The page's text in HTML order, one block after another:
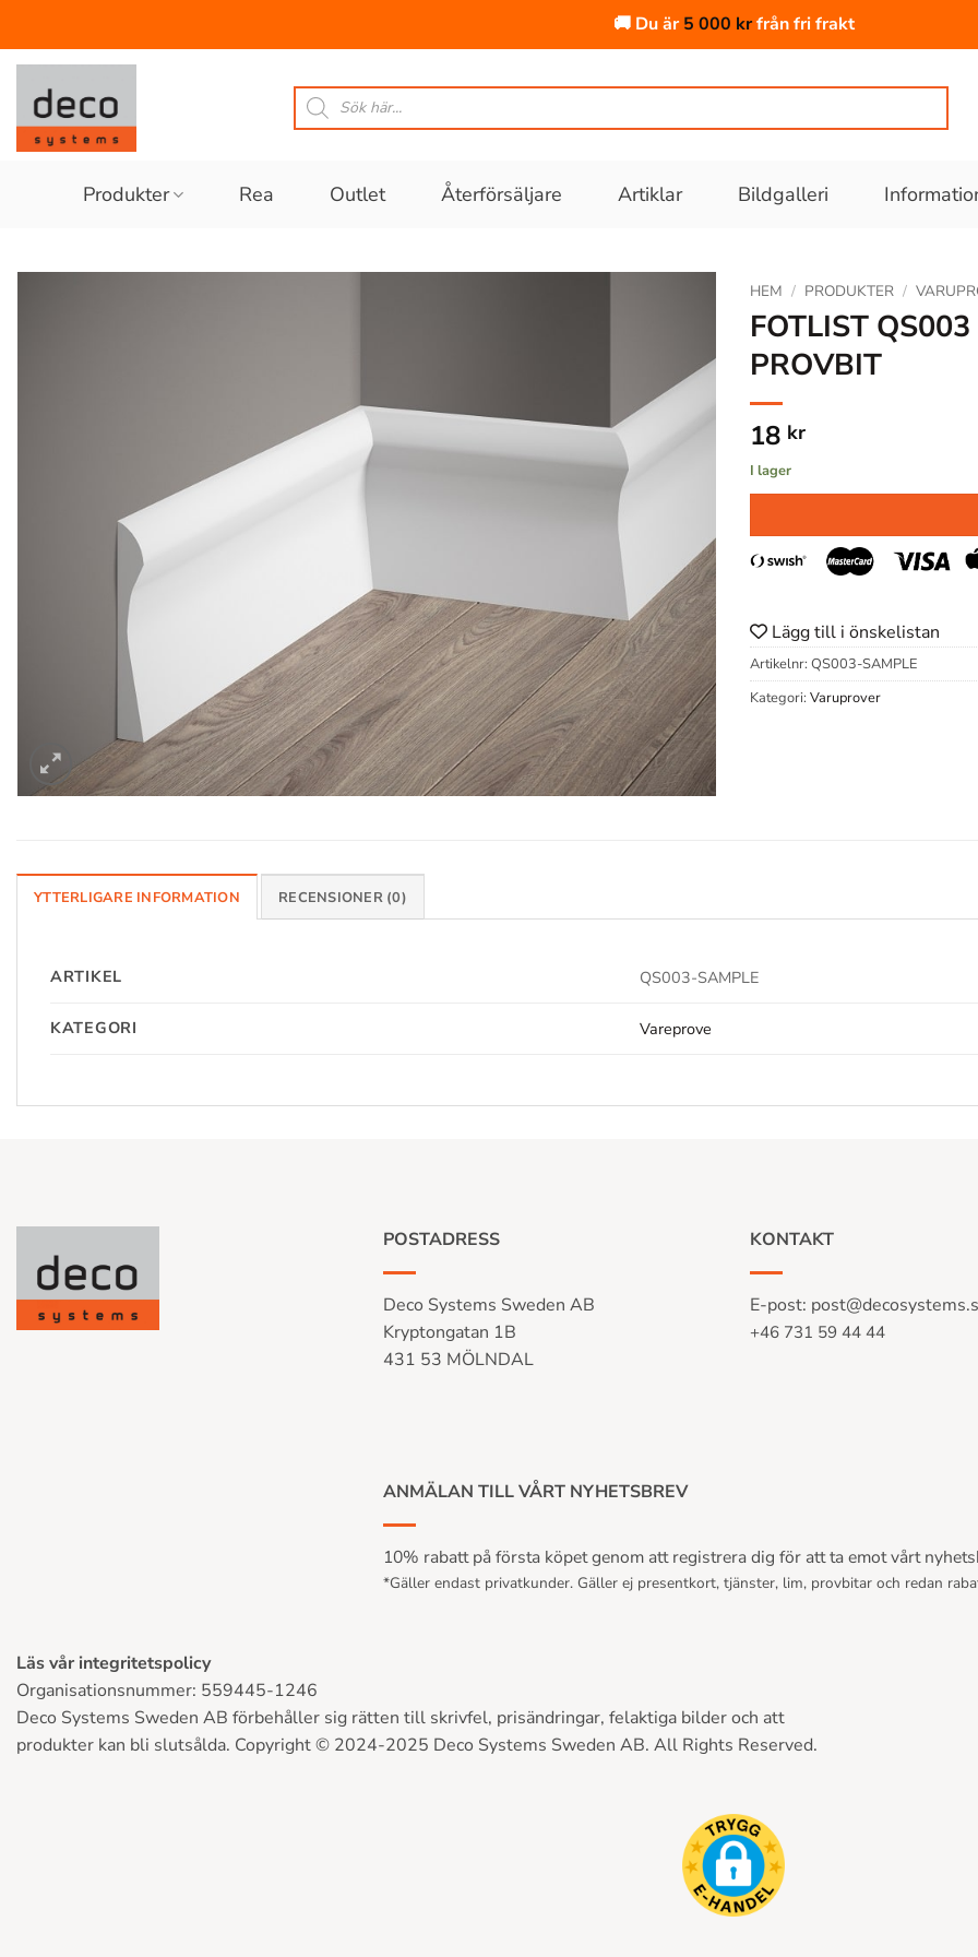
🚚 Du är5 000 krfrån fri frakt
Skip
content
Produktsökning
Produkter Rea Outlet Återförsäljare Artiklar Bildgalleri
Lägg till
önskelistan
HEM / PRODUKTER /
FOTLIST
PROVBIT
18 kr
I lager
Lägg till i önskelistan
Artikelnr: QS003-SAMPLE
Kategori: Varuprover
YTTERLIGARE INFORMATION RECENSIONER (0)
ARTIKEL QS003-SAMPLE
KATEGORI Vareprove
POSTADRESS
Deco Systems Sweden AB
Kryptongatan 1B
431 53 MÖLNDAL
KONTAKT
E-post:
+46 731 59 44 44
ANMÄLAN TILL VÅRT NYHETSBREV
10% rabatt på första köpet genom att registrera dig för att ta emot vårt
*Gäller endast privatkunder. Gäller ej presentkort, tjänster, lim, provbitar och redan
Läs vår integritetspolicy
Organisationsnummer: 559445-1246
Deco Systems Sweden AB förbehåller sig rätten till skrivfel, prisändringar, felaktiga bilder och att
produkter kan bli slutsålda. Copyright © 2024-2025 Deco Systems Sweden AB. All Rights Reserved.